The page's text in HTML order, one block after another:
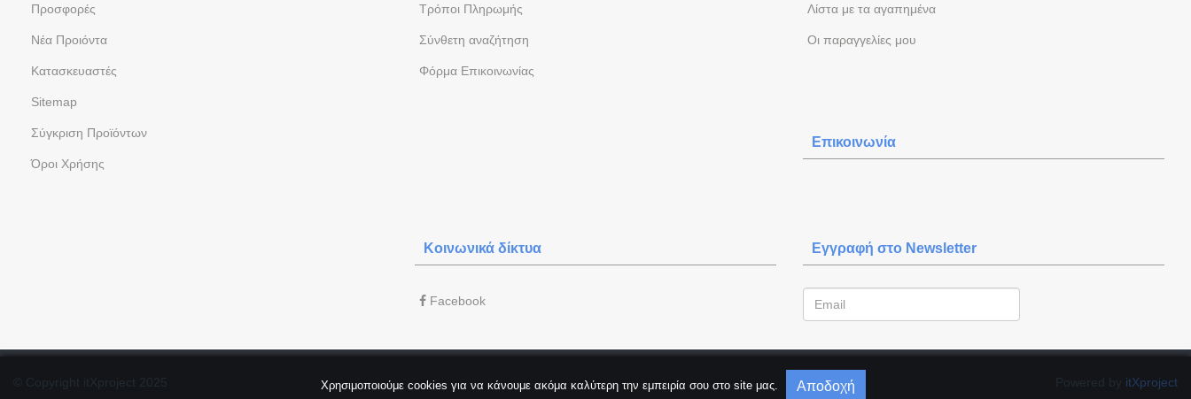
Χρησιμοποιούμε cookies για να κάνουμε ακόμα καλύτερη την εμπειρία σου στο site μας. Αποδοχή
Προσφορές
Νέα Προιόντα
Kατασκευαστές
Sitemap
Σύγκριση Προϊόντων
Όροι Χρήσης
Τρόποι Πληρωμής
Σύνθετη αναζήτηση
Φόρμα Eπικοινωνίας
Λίστα με τα αγαπημένα
Oι παραγγελίες μου
Επικοινωνία
Κοινωνικά δίκτυα
Facebook
Εγγραφή στο Newsletter
© Copyright itXproject 2025 Powered by itXproject